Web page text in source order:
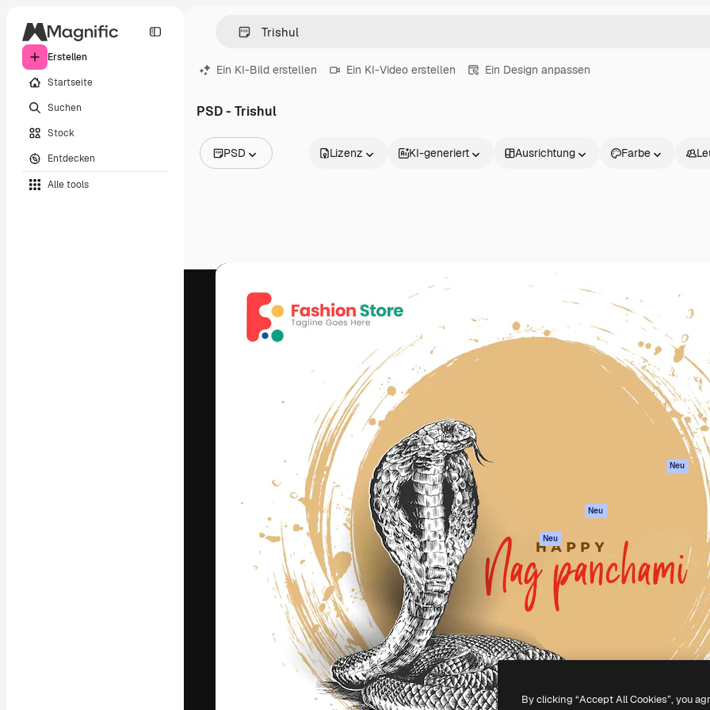
Erstellen
Startseite
Suchen
Stock
Entdecken
Alle tools
Ein KI-Bild erstellen Ein KI-Video erstellen Ein Design anpassen
PSD - Trishul
PSD
Videos
Motion Graphics
Videovorlagen
3D-Modelle
Lizenz KI-generiert Ausrichtung Farbe
Die kreative Plattform, um deine beste
Arbeit zu verwirklichen. Mehr als 1 Million
Abonnenten unter Kreativen, Unternehmen,
Agenturen und Studios.
Deutsch
Produkte
Neu
Agenten Neu
API
Mobile App
Alle Magnific-Tools
Loslegen
Academy
Dokumentation
Support
Neu
Cookie-Richtlinie
Unternehmen
Copyright © 2010-2026Freepik Company S.L.U.Alle Rechte vorbehalten
By clicking “Accept All Cookies”, you